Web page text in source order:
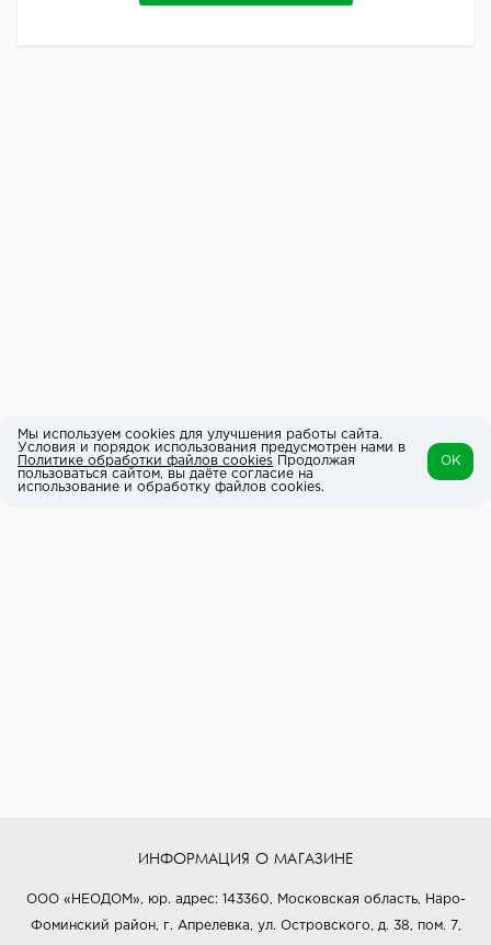
ИНФОРМАЦИЯ О МАГАЗИНЕ
ООО «НЕОДОМ», юр. адрес: 143360, Московская область, Наро-
Фоминский район, г. Апрелевка, ул. Островского, д. 38, пом. 7,
Мы используем cookies для улучшения работы сайта.
Условия и порядок использования предусмотрен нами в
Политике обработки файлов cookies Продолжая
пользоваться сайтом, вы даёте согласие на
использование и обработку файлов cookies.
OK